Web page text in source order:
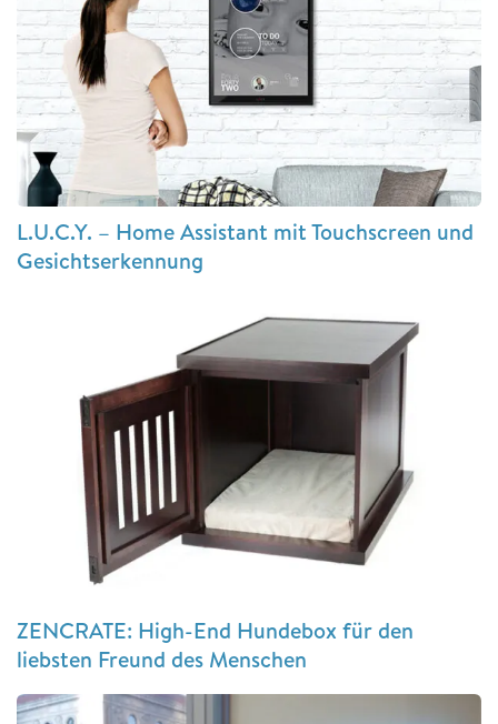
L.U.C.Y. – Home Assistant mit Touchscreen und
Gesichtserkennung
ZENCRATE: High-End Hundebox für den
liebsten Freund des Menschen